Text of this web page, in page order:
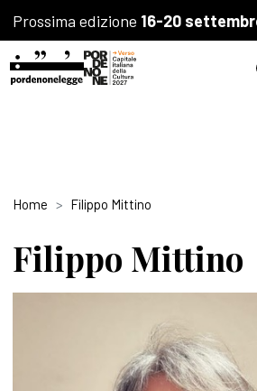
Prossima edizione 16-20
Home Filippo Mittino
Filippo Mittino